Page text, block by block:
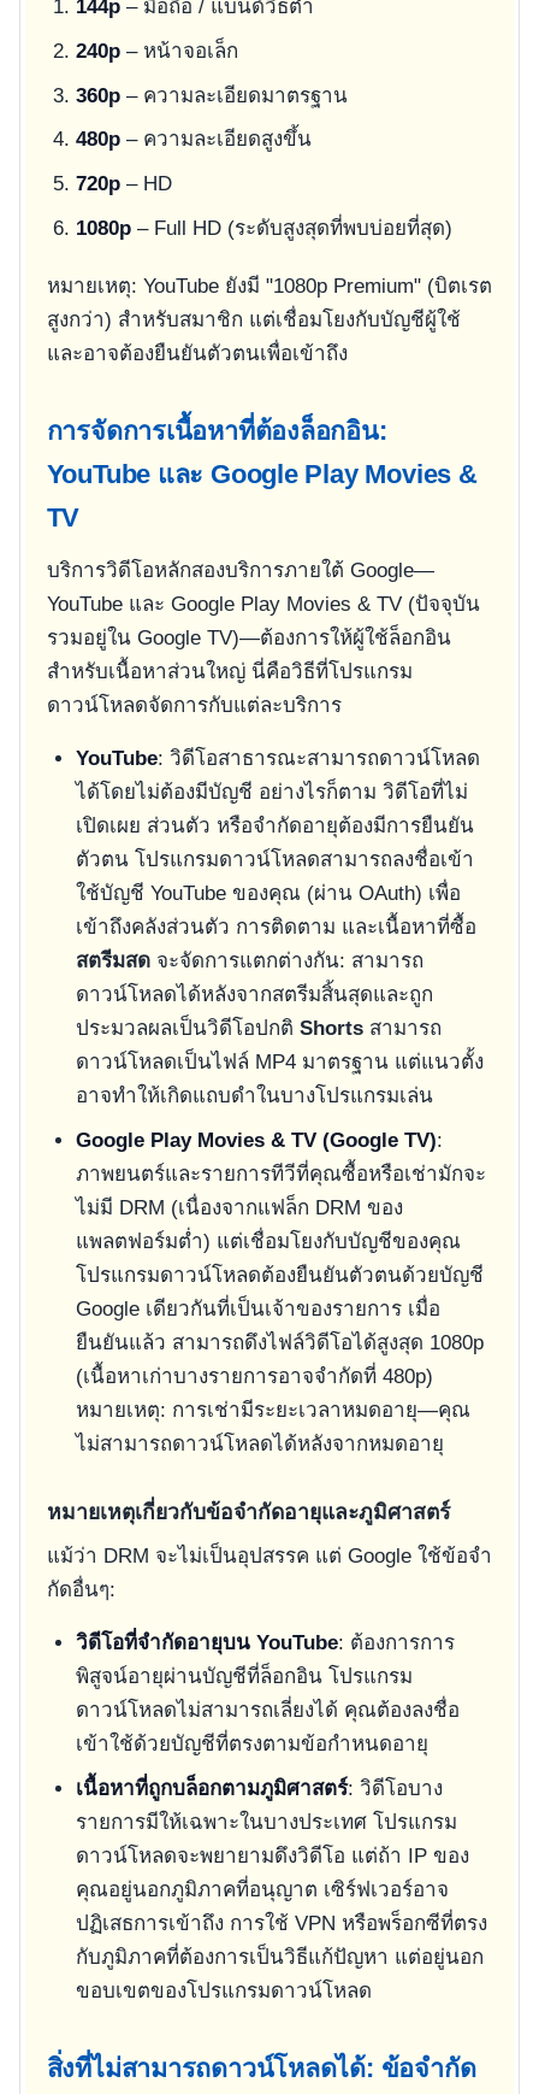
144p– มือถือ / แบนด์วิธต่ำ
240p– หน้าจอเล็ก
360p– ความละเอียดมาตรฐาน
480p– ความละเอียดสูงขึ้น
720p– HD
1080p– Full HD (ระดับสูงสุดที่พบบ่อยที่สุด)
หมายเหตุ: YouTube ยังมี "1080p Premium" (บิตเรต
สูงกว่า) สำหรับสมาชิก แต่เชื่อมโยงกับบัญชีผู้ใช้
และอาจต้องยืนยันตัวตนเพื่อเข้าถึง
การจัดการเนื้อหาที่ต้องล็อกอิน:
YouTube และ Google Play Movies &
TV
บริการวิดีโอหลักสองบริการภายใต้ Google—
YouTube และ Google Play Movies & TV (ปัจจุบัน
รวมอยู่ใน Google TV)—ต้องการให้ผู้ใช้ล็อกอิน
สำหรับเนื้อหาส่วนใหญ่ นี่คือวิธีที่โปรแกรม
ดาวน์โหลดจัดการกับแต่ละบริการ
YouTube: วิดีโอสาธารณะสามารถดาวน์โหลด
ได้โดยไม่ต้องมีบัญชี อย่างไรก็ตาม วิดีโอที่ไม่
เปิดเผย ส่วนตัว หรือจำกัดอายุต้องมีการยืนยัน
ตัวตน โปรแกรมดาวน์โหลดสามารถลงชื่อเข้า
ใช้บัญชี YouTube ของคุณ (ผ่าน OAuth) เพื่อ
เข้าถึงคลังส่วนตัว การติดตาม และเนื้อหาที่ซื้อ
สตรีมสดจะจัดการแตกต่างกัน: สามารถ
ดาวน์โหลดได้หลังจากสตรีมสิ้นสุดและถูก
ประมวลผลเป็นวิดีโอปกติ Shortsสามารถ
ดาวน์โหลดเป็นไฟล์ MP4 มาตรฐาน แต่แนวตั้ง
อาจทำให้เกิดแถบดำในบางโปรแกรมเล่น
Google Play Movies & TV (Google TV):
ภาพยนตร์และรายการทีวีที่คุณซื้อหรือเช่ามักจะ
ไม่มี DRM (เนื่องจากแฟล็ก DRM ของ
แพลตฟอร์มต่ำ) แต่เชื่อมโยงกับบัญชีของคุณ
โปรแกรมดาวน์โหลดต้องยืนยันตัวตนด้วยบัญชี
Google เดียวกันที่เป็นเจ้าของรายการ เมื่อ
ยืนยันแล้ว สามารถดึงไฟล์วิดีโอได้สูงสุด 1080p
(เนื้อหาเก่าบางรายการอาจจำกัดที่ 480p)
หมายเหตุ: การเช่ามีระยะเวลาหมดอายุ—คุณ
ไม่สามารถดาวน์โหลดได้หลังจากหมดอายุ
หมายเหตุเกี่ยวกับข้อจำกัดอายุและภูมิศาสตร์
แม้ว่า DRM จะไม่เป็นอุปสรรค แต่ Google ใช้ข้อจำ
กัดอื่นๆ:
วิดีโอที่จำกัดอายุบน YouTube: ต้องการการ
พิสูจน์อายุผ่านบัญชีที่ล็อกอิน โปรแกรม
ดาวน์โหลดไม่สามารถเลี่ยงได้ คุณต้องลงชื่อ
เข้าใช้ด้วยบัญชีที่ตรงตามข้อกำหนดอายุ
เนื้อหาที่ถูกบล็อกตามภูมิศาสตร์: วิดีโอบาง
รายการมีให้เฉพาะในบางประเทศ โปรแกรม
ดาวน์โหลดจะพยายามดึงวิดีโอ แต่ถ้า IP ของ
คุณอยู่นอกภูมิภาคที่อนุญาต เซิร์ฟเวอร์อาจ
ปฏิเสธการเข้าถึง การใช้ VPN หรือพร็อกซีที่ตรง
กับภูมิภาคที่ต้องการเป็นวิธีแก้ปัญหา แต่อยู่นอก
ขอบเขตของโปรแกรมดาวน์โหลด
สิ่งที่ไม่สามารถดาวน์โหลดได้: ข้อจำกัด